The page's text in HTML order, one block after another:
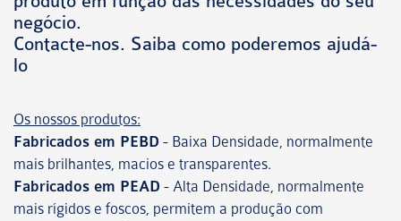
negócio.
Contacte-nos. Saiba como poderemos ajudá-
lo
Os nossos produtos:
Fabricados em PEBD - Baixa Densidade, normalmente
mais brilhantes, macios e transparentes.
Fabricados em PEAD - Alta Densidade, normalmente
mais rígidos e foscos, permitem a produção com